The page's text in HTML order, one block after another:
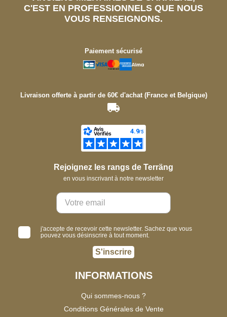
C'EST EN PROFESSIONNELS QUE NOUS
VOUS RENSEIGNONS.
Paiement sécurisé
Livraison offerte à partir de 60€ d'achat (France et Belgique)
Rejoignez les rangs de Terräng
en vous inscrivant à notre newsletter
j'accepte de recevoir cette newsletter. Sachez que vous
pouvez vous désinscrire à tout moment.
S'inscrire
INFORMATIONS
Qui sommes-nous ?
Conditions Générales de Vente